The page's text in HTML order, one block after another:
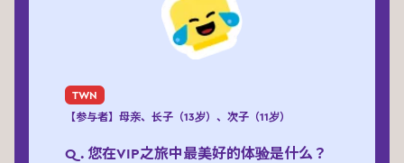
TWN
【参与者】母亲、长子（13岁）、次子（11岁）
Q. 您在VIP之旅中最美好的体验是什么？